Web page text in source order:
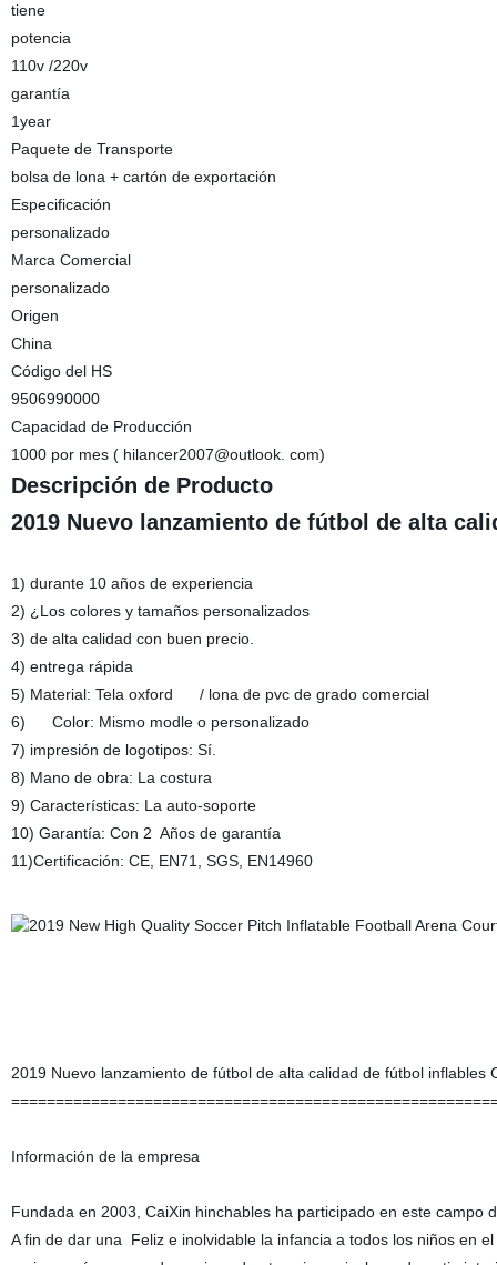
tiene
potencia
110v /220v
garantía
1year
Paquete de Transporte
bolsa de lona + cartón de exportación
Especificación
personalizado
Marca Comercial
personalizado
Origen
China
Código del HS
9506990000
Capacidad de Producción
1000 por mes ( hilancer2007@outlook. com)
Descripción de Producto
2019 Nuevo lanzamiento de fútbol de alta
1) durante 10 años de experiencia
2) ¿Los colores y tamaños personalizados
3) de alta calidad con buen precio.
4) entrega rápida
5) Material: Tela oxford / lona de pvc de grado comercial
6) Color: Mismo modle o personalizado
7) impresión de logotipos: Sí.
8) Mano de obra: La costura
9) Características: La auto-soporte
10) Garantía: Con 2 Años de garantía
11)Certificación: CE, EN71, SGS, EN14960
2019 Nuevo lanzamiento de fútbol de alta calidad de fútbol inflables
Información de la empresa
Fundada en 2003, CaiXin hinchables ha participado en este campo
A fin de dar una Feliz e inolvidable la infancia a todos los niños en